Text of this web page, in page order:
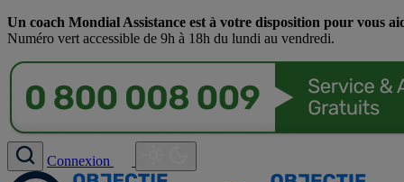
Un coach Mondial Assistance est à votre disposition pour vous
Numéro vert accessible de 9h à 18h du lundi au vendredi.
Connexion